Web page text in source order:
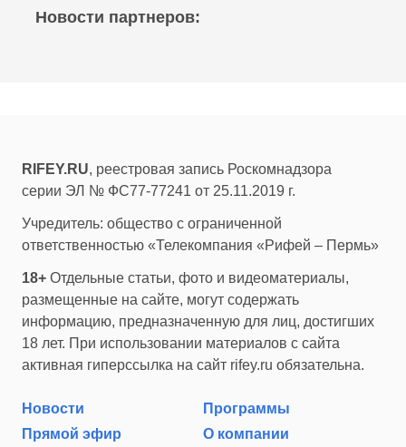
Новости партнеров:
RIFEY.RU, реестровая запись Роскомнадзора
серии ЭЛ № ФС77-77241 от 25.11.2019 г.
Учредитель: общество с ограниченной
ответственностью «Телекомпания «Рифей – Пермь»
18+ Отдельные статьи, фото и видеоматериалы,
размещенные на сайте, могут содержать
информацию, предназначенную для лиц, достигших
18 лет. При использовании материалов с сайта
активная гиперссылка на сайт rifey.ru обязательна.
Новости
Программы
Прямой эфир
О компании